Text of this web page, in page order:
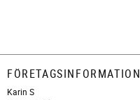
FÖRETAGSINFORMATION
Karin S